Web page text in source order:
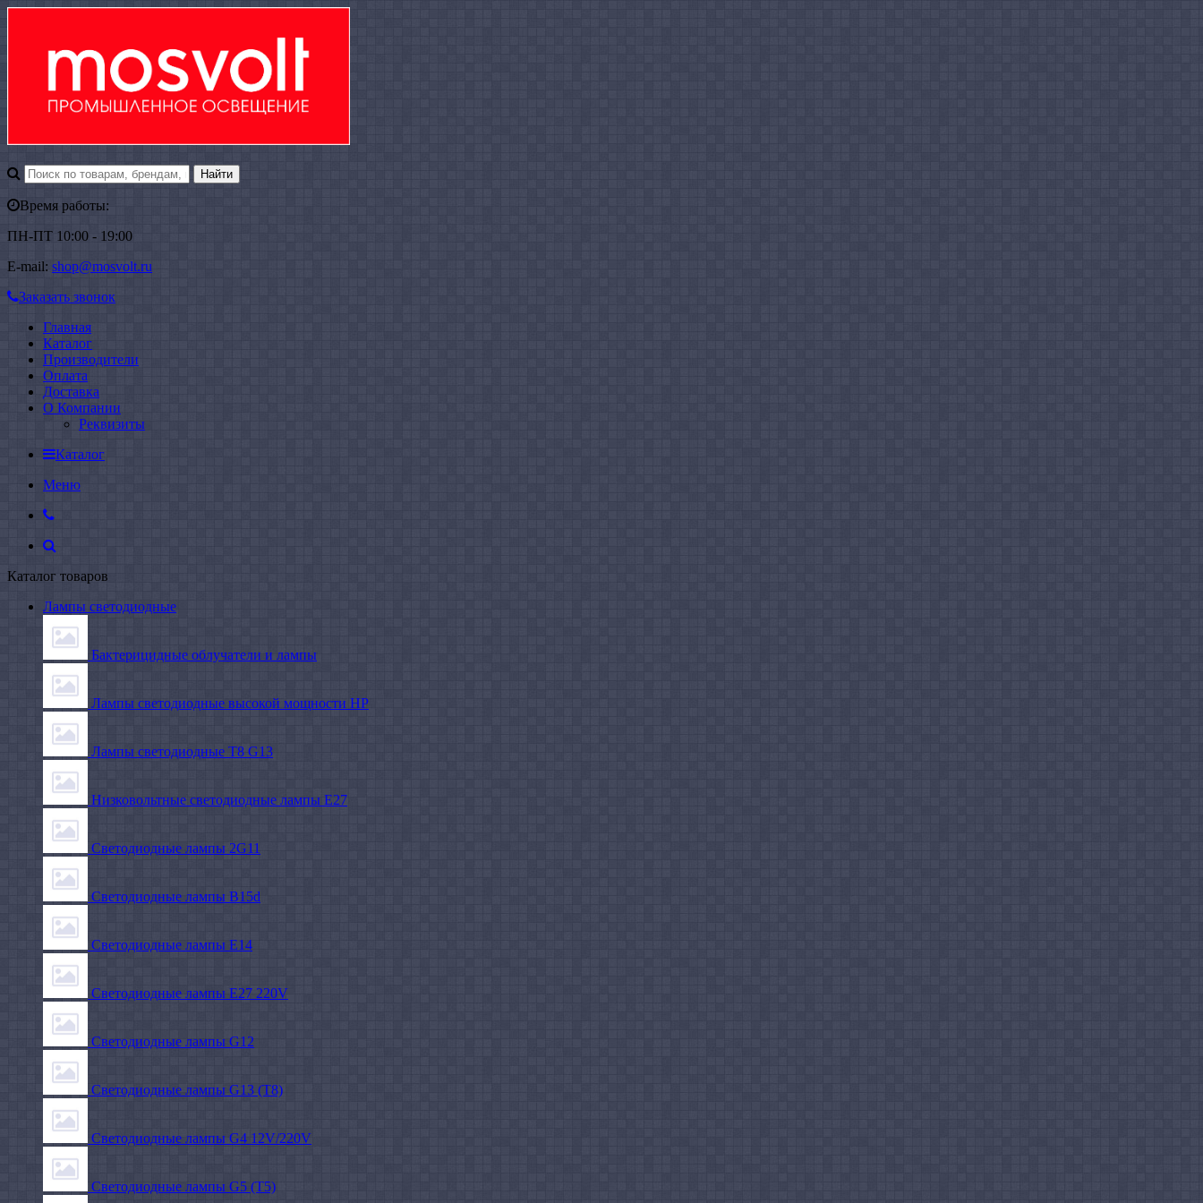
Время работы:
ПН-ПТ 10:00 - 19:00
E-mail: shop@mosvolt.ru
Заказать звонок
Главная
Каталог
Производители
Оплата
Доставка
О Компании
Реквизиты
Каталог
Меню
Каталог товаров
Лампы светодиодные
Бактерицидные облучатели и лампы
Лампы светодиодные высокой мощности HP
Лампы светодиодные Т8 G13
Низковольтные светодиодные лампы E27
Светодиодные лампы 2G11
Светодиодные лампы B15d
Светодиодные лампы E14
Светодиодные лампы E27 220V
Светодиодные лампы G12
Светодиодные лампы G13 (T8)
Светодиодные лампы G4 12V/220V
Светодиодные лампы G5 (T5)